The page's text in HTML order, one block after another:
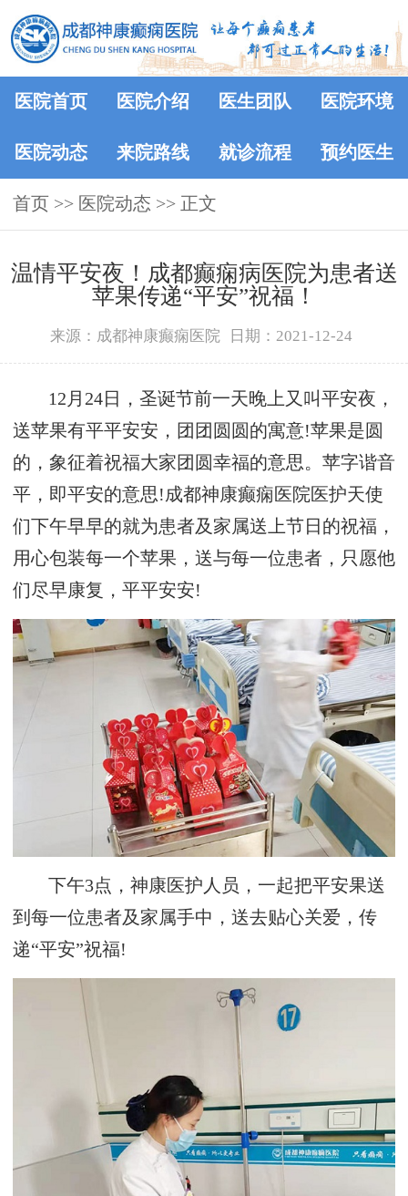
医院首页 医院介绍 医生团队 医院环境
医院动态 来院路线 就诊流程 预约医生
首页 >> 医院动态 >> 正文
温情平安夜！成都癫痫病医院为患者送
苹果传递“平安”祝福！
来源：成都神康癫痫医院 日期：2021-12-24
12月24日，圣诞节前一天晚上又叫平安夜，
送苹果有平平安安，团团圆圆的寓意!苹果是圆
的，象征着祝福大家团圆幸福的意思。苹字谐音
平，即平安的意思!成都神康癫痫医院医护天使
们下午早早的就为患者及家属送上节日的祝福，
用心包装每一个苹果，送与每一位患者，只愿他
们尽早康复，平平安安!
下午3点，神康医护人员，一起把平安果送
到每一位患者及家属手中，送去贴心关爱，传
递“平安”祝福!